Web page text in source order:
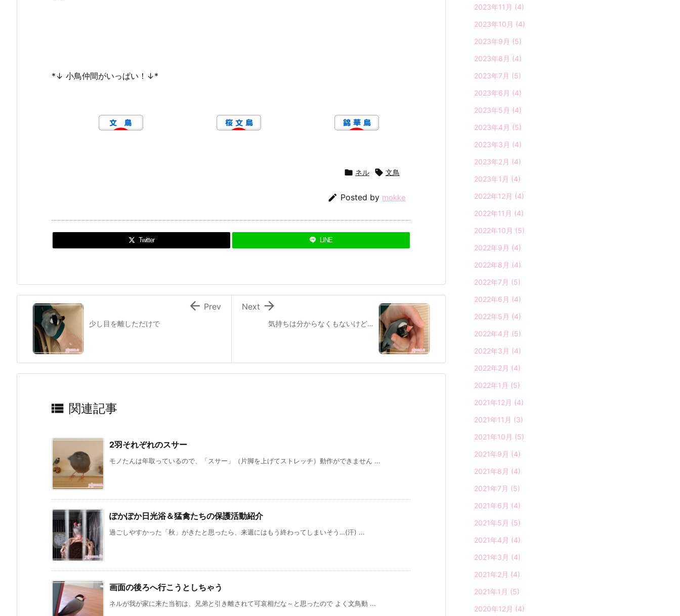
*↓ 小鳥仲間がいっぱい！↓*
 ネル  文鳥
 Posted by mokke
Twitter LINE
気持ちは分からなくもないけど…

Next
少し目を離しただけで
 Prev
 関連記事
2羽それぞれのスサー
モノたんは年取っているので、「スサー」（片脚を上げてストレッチ）動作ができません ...
ぽかぽか日光浴＆猛禽たちの保護活動紹介
過ごしやすかった「秋」がきたと思ったら、来週にはもう終わってしまいそう…(汗) ...
画面の後ろへ行こうとしちゃう
ネルが我が家に来た当初は、兄弟と引き離されて可哀相だな～と思ったので よく文鳥動 ...
2023年11月 (4)
2023年10月 (4)
2023年9月 (5)
2023年8月 (4)
2023年7月 (5)
2023年6月 (4)
2023年5月 (4)
2023年4月 (5)
2023年3月 (4)
2023年2月 (4)
2023年1月 (4)
2022年12月 (4)
2022年11月 (4)
2022年10月 (5)
2022年9月 (4)
2022年8月 (4)
2022年7月 (5)
2022年6月 (4)
2022年5月 (4)
2022年4月 (5)
2022年3月 (4)
2022年2月 (4)
2022年1月 (5)
2021年12月 (4)
2021年11月 (3)
2021年10月 (5)
2021年9月 (4)
2021年8月 (4)
2021年7月 (5)
2021年6月 (4)
2021年5月 (5)
2021年4月 (4)
2021年3月 (4)
2021年2月 (4)
2021年1月 (5)
2020年12月 (4)